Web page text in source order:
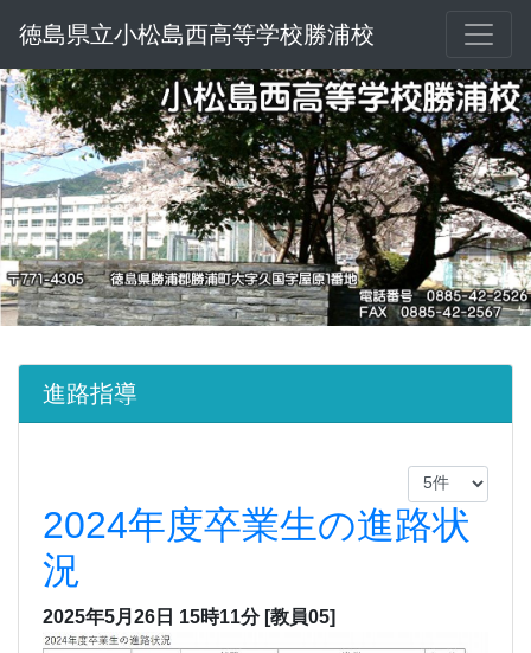
徳島県立小松島西高等学校勝浦校
進路指導
2024年度卒業生の進路状
況
2025年5月26日 15時11分 [教員05]